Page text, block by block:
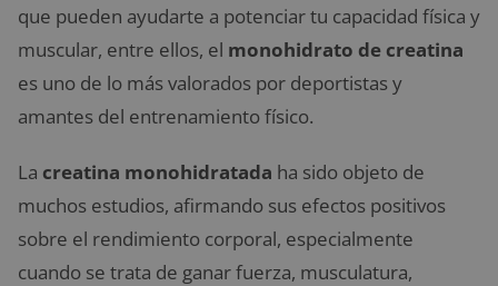
que pueden ayudarte a potenciar tu capacidad física y
muscular, entre ellos, el monohidrato de creatina
es uno de lo más valorados por deportistas y
amantes del entrenamiento físico.
La creatina monohidratada ha sido objeto de
muchos estudios, afirmando sus efectos positivos
sobre el rendimiento corporal, especialmente
cuando se trata de ganar fuerza, musculatura,